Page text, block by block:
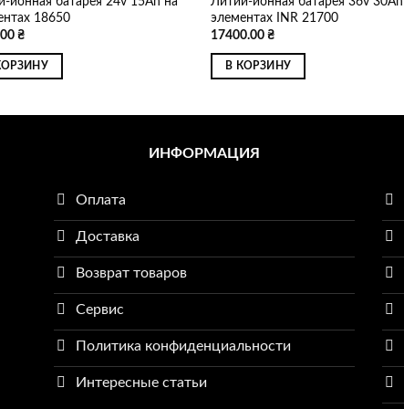
18650
₴
элементах INR 21700
17400.00₴
В КОРЗИНУ
ИНФОРМАЦИЯ
Оплата
Доставка
Возврат товаров
Сервис
Политика конфиденциальности
Интересные статьи